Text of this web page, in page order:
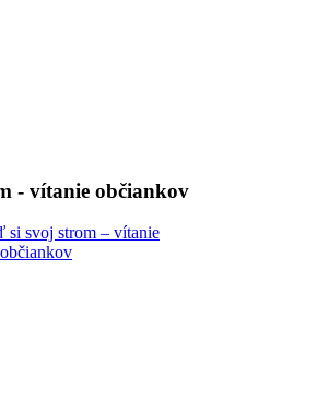
- vítanie občiankov